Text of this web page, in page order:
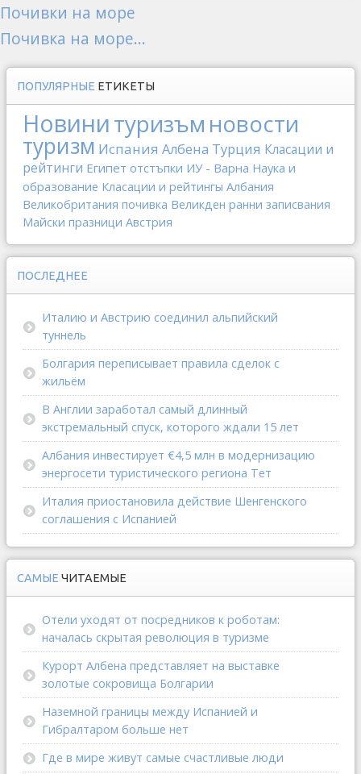
Почивки на море
Почивка на море...
ПОПУЛЯРНЫЕ ЕТИКЕТЫ
Новинитуризъм новости
туризм Испания Албена Турция Класации и
рейтинги Египет отстъпки ИУ - Варна Наука и
образование Класации и рейтингы Албания
Великобритания почивка Великден ранни записвания
Майски празници Австрия
ПОСЛЕДНЕЕ
Италию и Австрию соединил альпийский
туннель
Болгария переписывает правила сделок с
жильём
В Англии заработал самый длинный
экстремальный спуск, которого ждали 15 лет
Албания инвестирует €4,5 млн в модернизацию
энергосети туристического региона Тет
Италия приостановила действие Шенгенского
соглашения с Испанией
САМЫЕ ЧИТАЕМЫЕ
Отели уходят от посредников к роботам:
началась скрытая революция в туризме
Курорт Албена представляет на выставке
золотые сокровища Болгарии
Наземной границы между Испанией и
Гибралтаром больше нет
Где в мире живут самые счастливые люди